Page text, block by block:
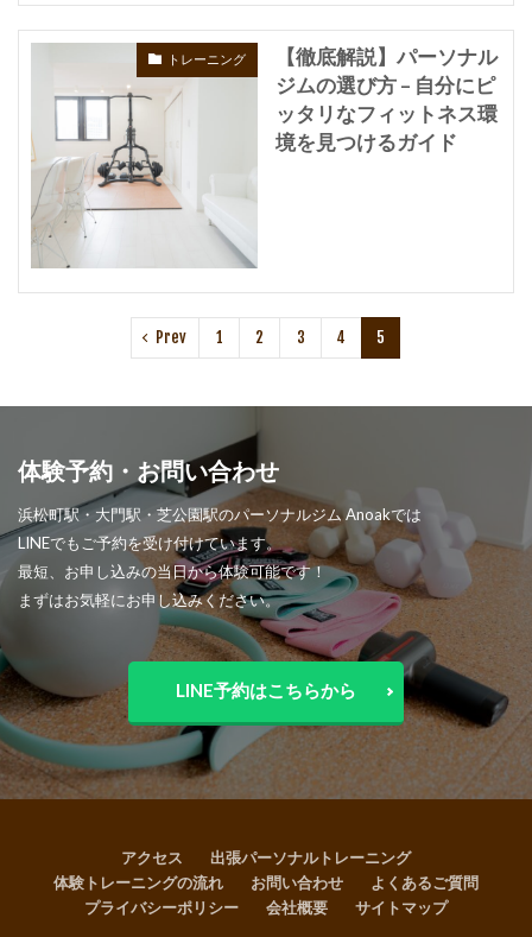
トレーニング
【徹底解説】パーソナル
ジムの選び方 – 自分にピ
ッタリなフィットネス環
境を見つけるガイド
Prev 1 2 3 4 5
体験予約・お問い合わせ
浜松町駅・大門駅・芝公園駅のパーソナルジム Anoakでは
LINEでもご予約を受け付けています。
最短、お申し込みの当日から体験可能です！
まずはお気軽にお申し込みください。
LINE予約はこちらから
アクセス
出張パーソナルトレーニング
体験トレーニングの流れ
お問い合わせ
よくあるご質問
プライバシーポリシー
会社概要 サイトマップ